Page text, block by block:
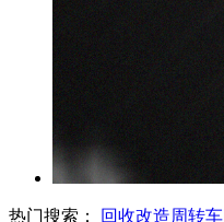
热门搜索： 回收改造周转车